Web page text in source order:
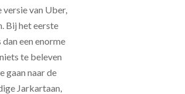
van Uber,
Bij het eerste
een enorme
te beleven
gaan naar de
Jarkartaan,